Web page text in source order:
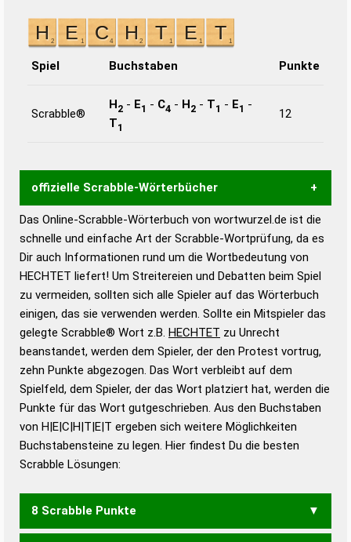
Spiel Buchstaben Punkte
Scrabble®
H2 - E1 - C4 - H2 - T1 - E1 -
T1
12
offizielle Scrabble-Wörterbücher
Wortwurzel liefert mit Hilfe eines semantischen
Wortanalyse-Algorithmus gute Anhaltspunkte zu
Wortbedeutung, Worttrennung und Wortform, um die
Gültigkeit eines Wortes für das Scrabble-Spiel zu
bestimmen!
zugelassene Turnier Scrabble-
Wörterbücher sind:
Duden – Standardwerk in 12 Bänden
Duden – Richtiges und gutes
Deutsch
Duden – Die deutsche Grammatik
Duden – Deutsches
Das Online-Scrabble-Wörterbuch von wortwurzel.de ist die
schnelle und einfache Art der Scrabble-Wortprüfung, da es
Dir auch Informationen rund um die Wortbedeutung von
HECHTET liefert! Um Streitereien und Debatten beim Spiel
zu vermeiden, sollten sich alle Spieler auf das Wörterbuch
einigen, das sie verwenden werden. Sollte ein Mitspieler das
gelegte Scrabble® Wort z.B. HECHTET zu Unrecht
beanstandet, werden dem Spieler, der den Protest vortrug,
zehn Punkte abgezogen. Das Wort verbleibt auf dem
Spielfeld, dem Spieler, der das Wort platziert hat, werden die
Punkte für das Wort gutgeschrieben. Aus den Buchstaben
von H|E|C|H|T|E|T ergeben sich weitere Möglichkeiten
Buchstabensteine zu legen. Hier findest Du die besten
Scrabble Lösungen:
8 Scrabble Punkte